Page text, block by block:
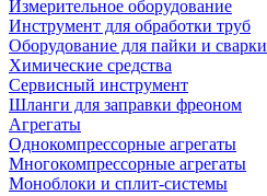
Измерительное оборудование
Инструмент для обработки труб
Оборудование для пайки и сварки
Химические средства
Сервисный инструмент
Шланги для заправки фреоном
Агрегаты
Однокомпрессорные агрегаты
Многокомпрессорные агрегаты
Моноблоки и сплит-системы